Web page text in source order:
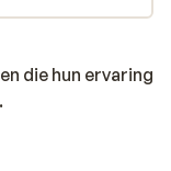
die hun ervaring